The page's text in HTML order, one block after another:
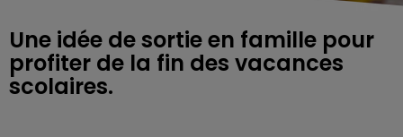
Une idée de sortie en famille pour
profiter de la fin des vacances
scolaires.